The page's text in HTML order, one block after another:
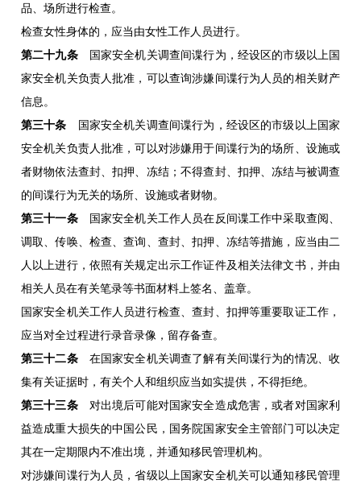
品、场所进行检查。
检查女性身体的，应当由女性工作人员进行。
第二十九条国家安全机关调查间谍行为，经设区的市级以上国
家安全机关负责人批准，可以查询涉嫌间谍行为人员的相关财产
信息。
第三十条 国家安全机关调查间谍行为，经设区的市级以上国家
安全机关负责人批准，可以对涉嫌用于间谍行为的场所、设施或
者财物依法查封、扣押、冻结；不得查封、扣押、冻结与被调查
的间谍行为无关的场所、设施或者财物。
第三十一条国家安全机关工作人员在反间谍工作中采取查阅、
调取、传唤、检查、查询、查封、扣押、冻结等措施，应当由二
人以上进行，依照有关规定出示工作证件及相关法律文书，并由
相关人员在有关笔录等书面材料上签名、盖章。
国家安全机关工作人员进行检查、查封、扣押等重要取证工作，
应当对全过程进行录音录像，留存备查。
第三十二条在国家安全机关调查了解有关间谍行为的情况、收
集有关证据时，有关个人和组织应当如实提供，不得拒绝。
第三十三条对出境后可能对国家安全造成危害，或者对国家利
益造成重大损失的中国公民，国务院国家安全主管部门可以决定
其在一定期限内不准出境，并通知移民管理机构。
对涉嫌间谍行为人员，省级以上国家安全机关可以通知移民管理